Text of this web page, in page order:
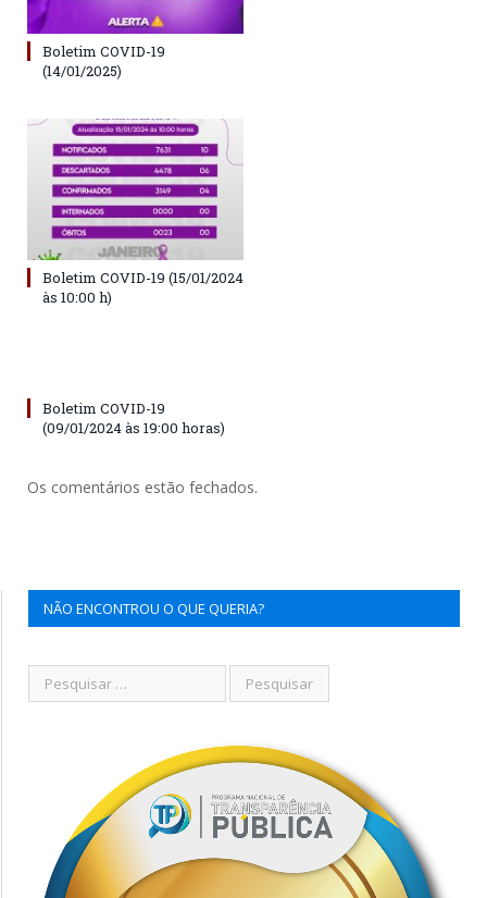
Boletim COVID-19
(14/01/2025)
Boletim COVID-19 (15/01/2024
às 10:00 h)
Boletim COVID-19
(09/01/2024 às 19:00 horas)
Os comentários estão fechados.
NÃO ENCONTROU O QUE QUERIA?